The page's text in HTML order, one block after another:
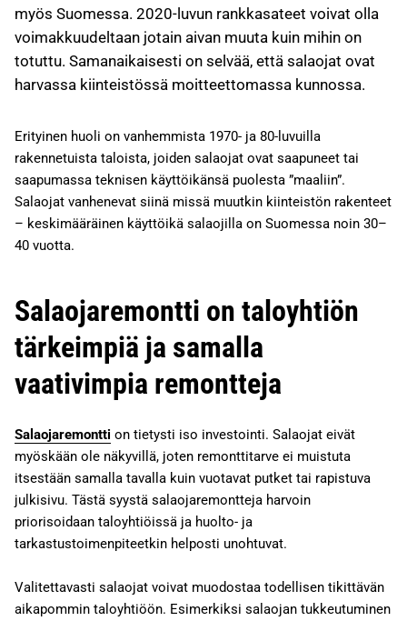
myös Suomessa. 2020-luvun rankkasateet voivat olla
voimakkuudeltaan jotain aivan muuta kuin mihin on
totuttu. Samanaikaisesti on selvää, että salaojat ovat
harvassa kiinteistössä moitteettomassa kunnossa.
Erityinen huoli on vanhemmista 1970- ja 80-luvuilla
rakennetuista taloista, joiden salaojat ovat saapuneet tai
saapumassa teknisen käyttöikänsä puolesta ”maaliin”.
Salaojat vanhenevat siinä missä muutkin kiinteistön rakenteet
– keskimääräinen käyttöikä salaojilla on Suomessa noin 30–
40 vuotta.
Salaojaremontti on taloyhtiön
tärkeimpiä ja samalla
vaativimpia remontteja
Salaojaremontti on tietysti iso investointi. Salaojat eivät
myöskään ole näkyvillä, joten remonttitarve ei muistuta
itsestään samalla tavalla kuin vuotavat putket tai rapistuva
julkisivu. Tästä syystä salaojaremontteja harvoin
priorisoidaan taloyhtiöissä ja huolto- ja
tarkastustoimenpiteetkin helposti unohtuvat.
Valitettavasti salaojat voivat muodostaa todellisen tikittävän
aikapommin taloyhtiöön. Esimerkiksi salaojan tukkeutuminen